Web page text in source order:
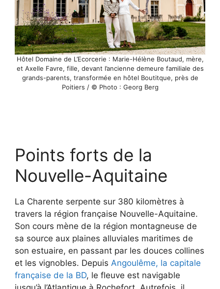
Hôtel Domaine de L’Ecorcerie : Marie-Hélène Boutaud, mère,
et Axelle Favre, fille, devant l’ancienne demeure familiale des
grands-parents, transformée en hôtel Boutitque, près de
Poitiers / © Photo : Georg Berg
Points forts de la
Nouvelle-Aquitaine
La Charente serpente sur 380 kilomètres à
travers la région française Nouvelle-Aquitaine.
Son cours mène de la région montagneuse de
sa source aux plaines alluviales maritimes de
son estuaire, en passant par les douces collines
et les vignobles. Depuis Angoulême, la capitale
française de la BD, le fleuve est navigable